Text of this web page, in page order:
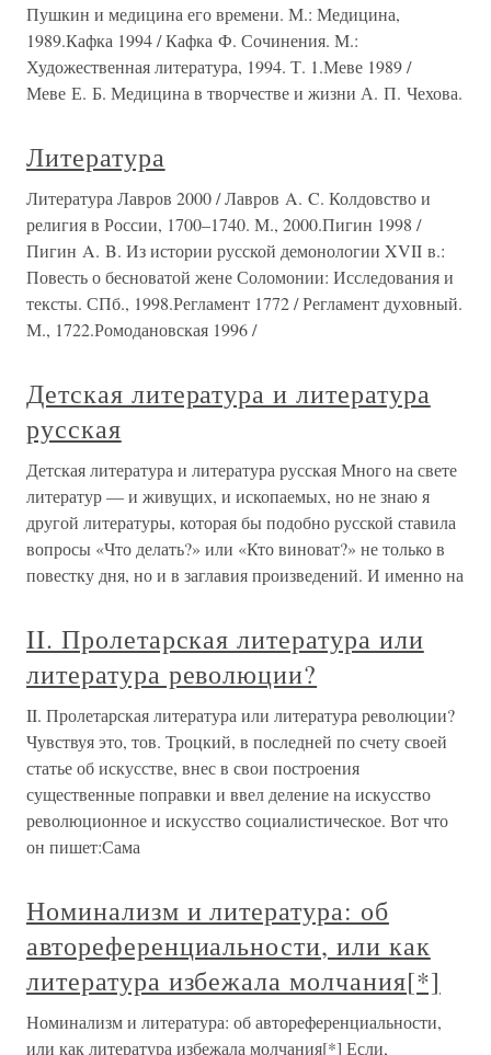
Пушкин и медицина его времени. М.: Медицина,
1989.Кафка 1994 / Кафка Ф. Сочинения. М.:
Художественная литература, 1994. Т. 1.Меве 1989 /
Меве Е. Б. Медицина в творчестве и жизни А. П. Чехова.
Литература
Литература Лавров 2000 / Лавров A. C. Колдовство и
религия в России, 1700–1740. М., 2000.Пигин 1998 /
Пигин A. B. Из истории русской демонологии XVII в.:
Повесть о бесноватой жене Соломонии: Исследования и
тексты. СПб., 1998.Регламент 1772 / Регламент духовный.
М., 1722.Ромодановская 1996 /
Детская литература и литература
русская
Детская литература и литература русская Много на свете
литератур — и живущих, и ископаемых, но не знаю я
другой литературы, которая бы подобно русской ставила
вопросы «Что делать?» или «Кто виноват?» не только в
повестку дня, но и в заглавия произведений. И именно на
II. Пролетарская литература или
литература революции?
II. Пролетарская литература или литература революции?
Чувствуя это, тов. Троцкий, в последней по счету своей
статье об искусстве, внес в свои построения
существенные поправки и ввел деление на искусство
революционное и искусство социалистическое. Вот что
он пишет:Сама
Номинализм и литература: об
автореференциальности, или как
литература избежала молчания[*]
Номинализм и литература: об автореференциальности,
или как литература избежала молчания[*] Если,